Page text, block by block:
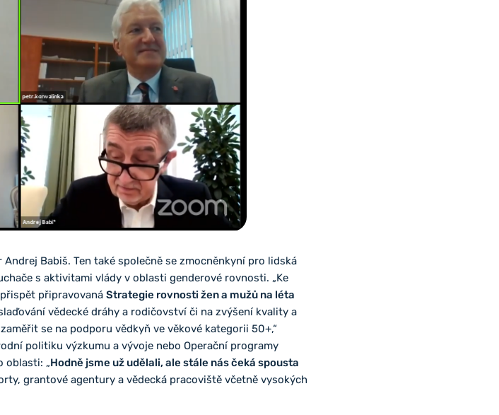
Andrej Babiš. Ten také společně se zmocněnkyní pro lidská
s aktivitami vlády v oblasti genderové rovnosti. „Ke
přispět připravovanáStrategie rovnosti žen a mužů na léta
vědecké dráhy a rodičovství či na zvýšení kvality a
se na podporu vědkyň ve věkové kategorii 50+,“
politiku výzkumu a vývoje nebo Operační programy
oblasti: „Hodně jsme už udělali, ale stále nás čeká spousta
grantové agentury a vědecká pracoviště včetně vysokých